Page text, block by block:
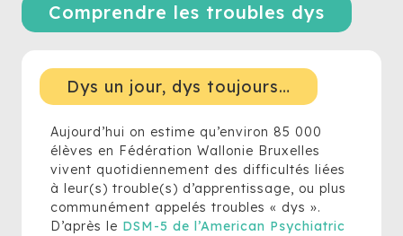
Comprendre les troubles dys
Dys un jour, dys toujours…
Aujourd’hui on estime qu’environ 85 000
élèves en Fédération Wallonie Bruxelles
vivent quotidiennement des difficultés liées
à leur(s) trouble(s) d’apprentissage, ou plus
communément appelés troubles « dys ».
D’après le DSM-5 de l’American Psychiatric